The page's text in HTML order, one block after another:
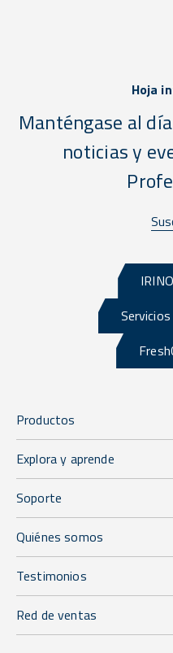
Hoja
Manténgase al
noticias y
Productos
Explora y aprende
Soporte
Quiénes somos
Testimonios
Red de ventas